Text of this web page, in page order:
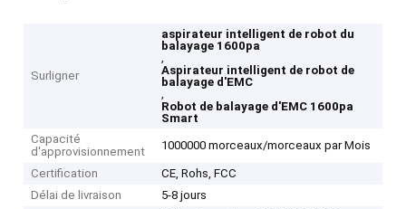
Surligner
aspirateur intelligent de robot du
balayage 1600pa
,
Aspirateur intelligent de robot de
balayage d'EMC
,
Robot de balayage d'EMC 1600pa
Smart
Capacité
d'approvisionnement
1000000 morceaux/morceaux par Mois
Certification
CE, Rohs, FCC
Délai de livraison
5-8 jours